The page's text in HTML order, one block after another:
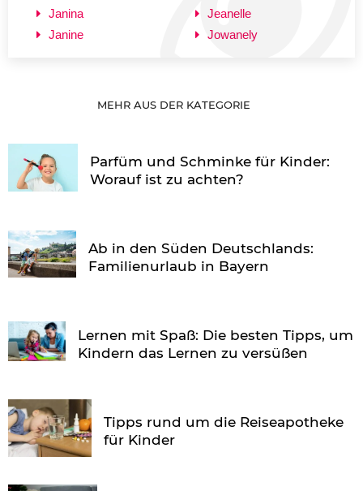
Janina
Janine
Jeanelle
Jowanely
MEHR AUS DER KATEGORIE
Parfüm und Schminke für Kinder:
Worauf ist zu achten?
Ab in den Süden Deutschlands:
Familienurlaub in Bayern
Lernen mit Spaß: Die besten Tipps, um
Kindern das Lernen zu versüßen
Tipps rund um die Reiseapotheke
für Kinder